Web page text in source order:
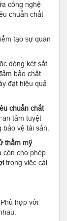
công nghệ
chuẩn chất
tạo sự quan
dòng két sắt
bảo chất
đạt hiệu quả
chuẩn chất
an tâm tuyệt
vệ tài sản.
thẩm mỹ
còn cho phép
trong việc cài
Phù hợp với